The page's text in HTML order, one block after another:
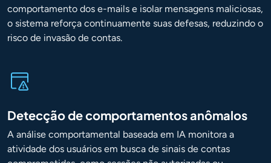
comportamento dos e-mails e isolar mensagens maliciosas,
o sistema reforça continuamente suas defesas, reduzindo o
risco de invasão de contas.
Detecção de comportamentos anômalos
A análise comportamental baseada em IA monitora a
atividade dos usuários em busca de sinais de contas